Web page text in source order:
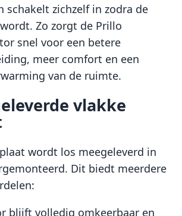
schakelt zichzelf in zodra de
Zo zorgt de Prillo
snel voor een betere
meer comfort en een
van de ruimte.
vlakke
wordt los meegeleverd in
Dit biedt meerdere
blijft volledig omkeerbaar en